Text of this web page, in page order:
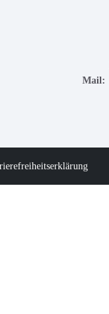
Mail: